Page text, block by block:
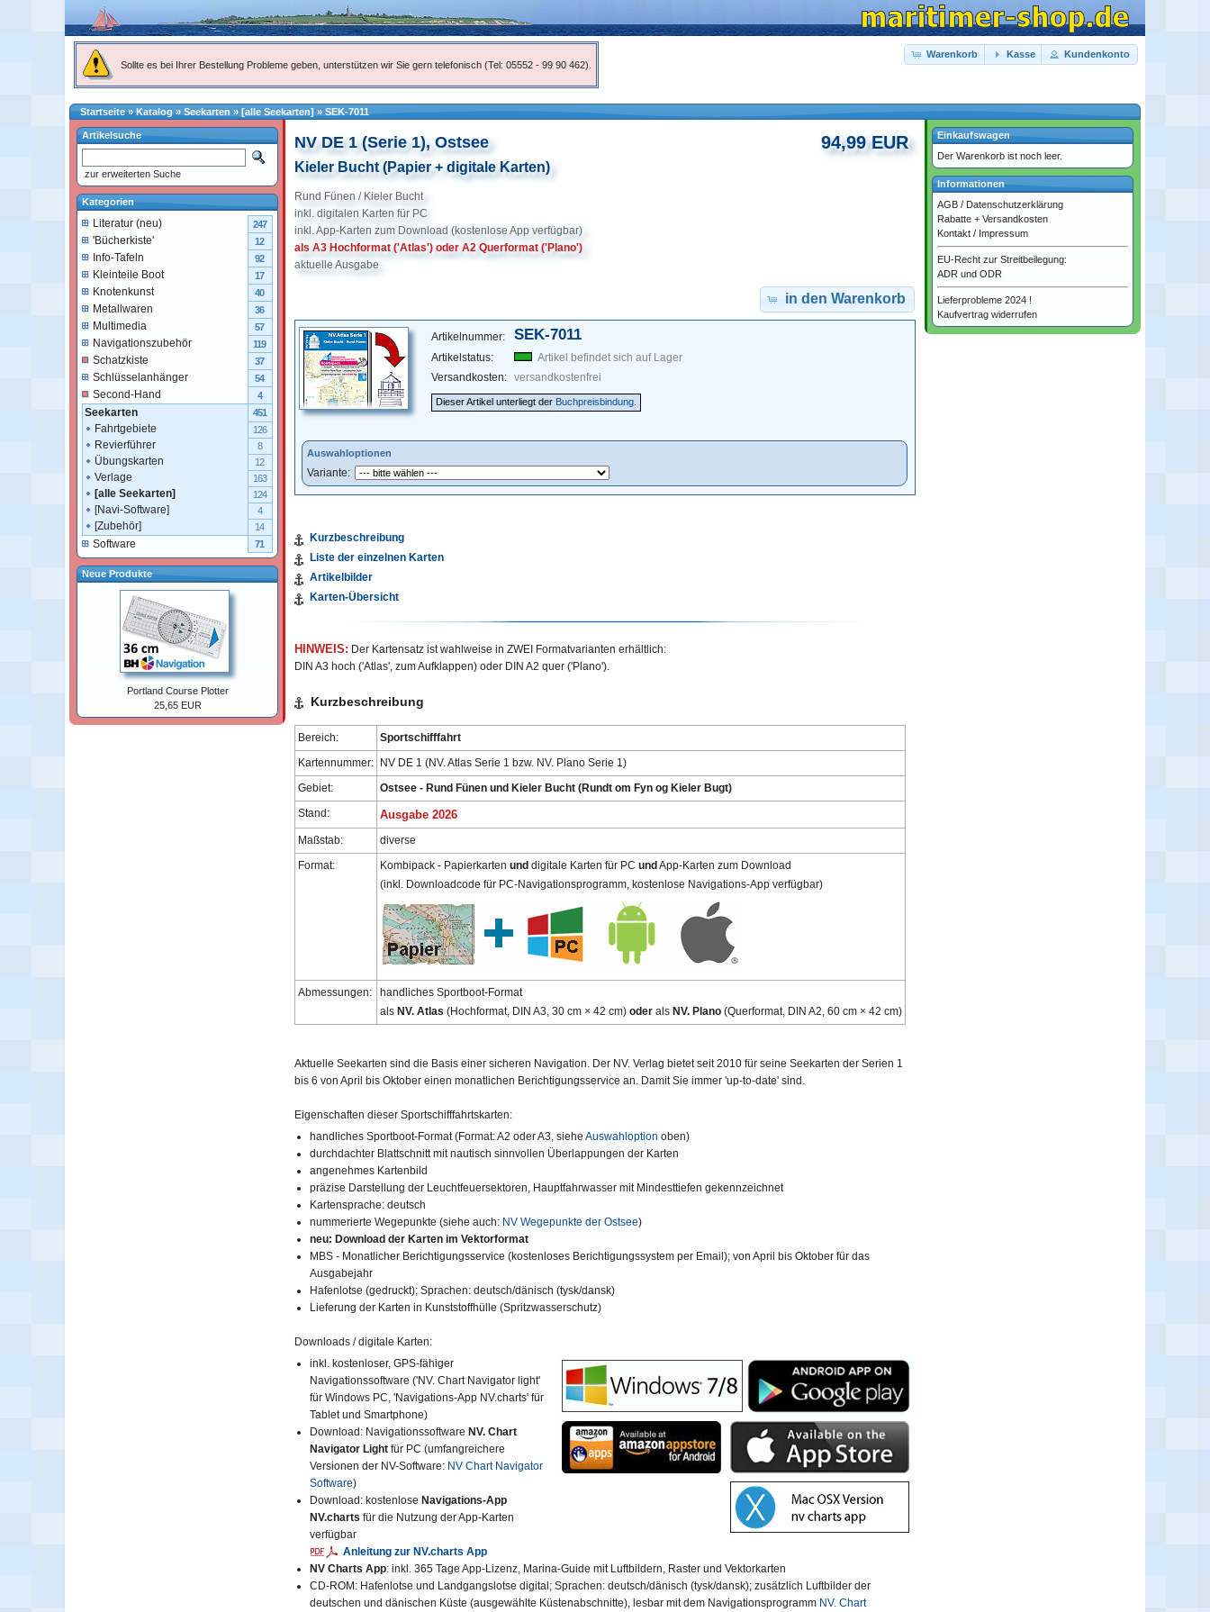
Sollte es bei Ihrer Bestellung Probleme geben, unterstützen wir Sie gern telefonisch (Tel: 05552 - 99 90 462).
Warenkorb Kasse Kundenkonto
Startseite»Katalog » Seekarten » [alle Seekarten] » SEK-7011
NV DE 1 (Serie 1), Ostsee
Kieler Bucht (Papier + digitale Karten)
Rund Fünen / Kieler Bucht
inkl. digitalen Karten für PC
inkl. App-Karten zum Download (kostenlose App verfügbar)
als A3 Hochformat ('Atlas') oder A2 Querformat ('Plano')
aktuelle Ausgabe
94,99 EUR
in den Warenkorb
Artikelnummer: SEK-7011
Artikelstatus:
Artikel befindet sich auf Lager
Versandkosten: versandkostenfrei
Dieser Artikel unterliegt der Buchpreisbindung
Auswahloptionen
Variante:
Kurzbeschreibung
Liste der einzelnen Karten
Artikelbilder
Karten-Übersicht
HINWEIS: Der Kartensatz ist wahlweise in ZWEI Formatvarianten erhältlich:
DIN A3 hoch ('Atlas', zum Aufklappen) oder DIN A2 quer ('Plano').
Kurzbeschreibung
Bereich:
Sportschifffahrt
Kartennummer: NV DE 1 (NV. Atlas Serie 1 bzw. NV. Plano Serie 1)
Gebiet:
Ostsee - Rund Fünen und Kieler Bucht (Rundt om Fyn og Kieler Bugt)
Stand:
Ausgabe 2026
Maßstab:
diverse
Format:
Kombipack - Papierkarten und digitale Karten für PC undApp-Karten zum Download
(inkl. Downloadcode für PC-Navigationsprogramm, kostenlose Navigations-App verfügbar)
Abmessungen:
handliches Sportboot-Format
als NV. Atlas (Hochformat, DIN A3, 30 cm × 42 cm) oder als NV. Plano (Querformat, DIN A2, 60 cm × 42 cm)
Aktuelle Seekarten sind die Basis einer sicheren Navigation. Der NV. Verlag bietet seit 2010 für seine Seekarten der Serien 1
bis 6 von April bis Oktober einen monatlichen Berichtigungsservice an. Damit Sie immer 'up-to-date' sind.
Eigenschaften dieser Sportschifffahrtskarten:
handliches Sportboot-Format (Format: A2 oder A3, siehe Auswahloption oben)
durchdachter Blattschnitt mit nautisch sinnvollen Überlappungen der Karten
angenehmes Kartenbild
präzise Darstellung der Leuchtfeuersektoren, Hauptfahrwasser mit Mindesttiefen gekennzeichnet
Kartensprache: deutsch
nummerierte Wegepunkte (siehe auch: NV Wegepunkte der Ostsee)
neu: Download der Karten im Vektorformat
MBS - Monatlicher Berichtigungsservice (kostenloses Berichtigungssystem per Email); von April bis Oktober für das
Ausgabejahr
Hafenlotse (gedruckt); Sprachen: deutsch/dänisch (tysk/dansk)
Lieferung der Karten in Kunststoffhülle (Spritzwasserschutz)
Downloads / digitale Karten:
inkl. kostenloser, GPS-fähiger
Navigationssoftware ('NV. Chart Navigator light'
für Windows PC, 'Navigations-App NV.charts' für
Tablet und Smartphone)
Download: Navigationssoftware NV. Chart
Navigator Light für PC (umfangreichere
Versionen der NV-Software: NV Chart Navigator
Software)
Download: kostenlose Navigations-App
NV.charts für die Nutzung der App-Karten
verfügbar
Anleitung zur NV.charts App
NV Charts App: inkl. 365 Tage App-Lizenz, Marina-Guide mit Luftbildern, Raster und Vektorkarten
CD-ROM: Hafenlotse und Landgangslotse digital; Sprachen: deutsch/dänisch (tysk/dansk); zusätzlich Luftbilder der
deutschen und dänischen Küste (ausgewählte Küstenabschnitte), lesbar mit dem Navigationsprogramm NV. Chart
Artikelsuche
zur erweiterten Suche
Kategorien
Literatur (neu) 247
'Bücherkiste' 12
Info-Tafeln 92
Kleinteile Boot 17
Knotenkunst 40
Metallwaren 36
Multimedia 57
Navigationszubehör 119
Schatzkiste 37
Schlüsselanhänger 54
Second-Hand 4
Seekarten 451
Fahrtgebiete 126
Revierführer 8
Übungskarten 12
Verlage 163
[alle Seekarten] 124
[Navi-Software] 4
[Zubehör] 14
Software 71
Neue Produkte
Portland Course Plotter
25,65 EUR
Einkaufswagen
Der Warenkorb ist noch leer.
Informationen
AGB / Datenschutzerklärung
Rabatte + Versandkosten
Kontakt / Impressum
EU-Recht zur Streitbeilegung:
ADR und ODR
Lieferprobleme 2024 !
Kaufvertrag widerrufen